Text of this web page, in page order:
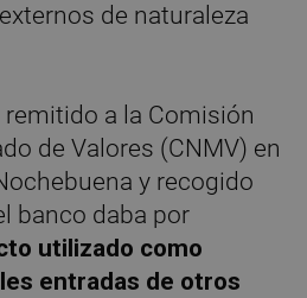
de naturaleza
a la Comisión
de Valores (CNMV) en
y recogido
banco daba por
utilizado como
entradas de otros